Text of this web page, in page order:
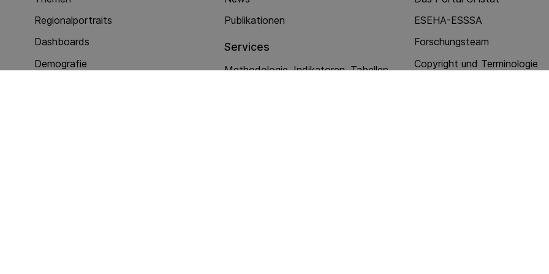
Regionalportraits
Dashboards
Demografie
Publikationen
Services
Methodologie, Indikatoren, Tabellen
ESEHA-ESSSA
Forschungsteam
Copyright und Terminologie